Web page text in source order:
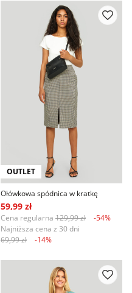
OUTLET
Ołówkowa spódnica w kratkę
59,99 zł
Cena regularna 129,99 zł
-54%
Najniższa cena z 30 dni
69,99 zł
-14%